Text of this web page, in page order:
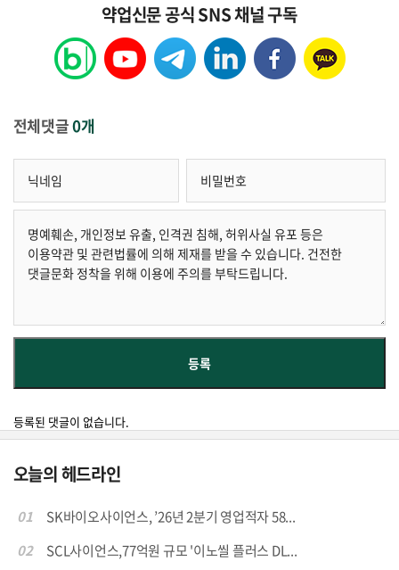
약업신문 공식 SNS 채널 구독
전체댓글0개
등록된 댓글이 없습니다.
오늘의 헤드라인
01
SK바이오사이언스, ’26년 2분기 영업적자 58...
02
SCL사이언스,77억원 규모 '이노씰 플러스 DL...